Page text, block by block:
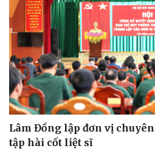
Sức khỏe
Dinh dưỡng - món ngon
Cây thuốc
Sản phụ khoa
Nhi khoa
Nam khoa
Làm đẹp - giảm cân
Phòng mạch online
Ăn sạch sống khỏe
Lâm Đồng lập đơn vị
tập hài cốt liệt sĩ